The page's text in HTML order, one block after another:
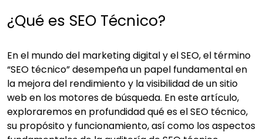
¿Qué es SEO Técnico?
En el mundo del marketing digital y el SEO, el término
“SEO técnico” desempeña un papel fundamental en
la mejora del rendimiento y la visibilidad de un sitio
web en los motores de búsqueda. En este artículo,
exploraremos en profundidad qué es el SEO técnico,
su propósito y funcionamiento, así como los aspectos